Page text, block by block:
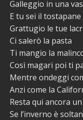
Galleggio in una
E tu sei il
Grattugio le tue
Ci salerò la pasta
Ti mangio la
Così magari poi ti
Mentre ondeggi
Anzi come la
Resta qui ancora
Se l’inverno è